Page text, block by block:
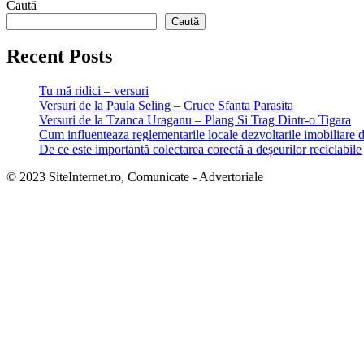
Caută
Caută
Recent Posts
Tu mă ridici – versuri
Versuri de la Paula Seling – Cruce Sfanta Parasita
Versuri de la Tzanca Uraganu – Plang Si Trag Dintr-o Tigara
Cum influenteaza reglementarile locale dezvoltarile imobiliare
De ce este importantă colectarea corectă a deșeurilor reciclabile
© 2023 SiteInternet.ro, Comunicate - Advertoriale